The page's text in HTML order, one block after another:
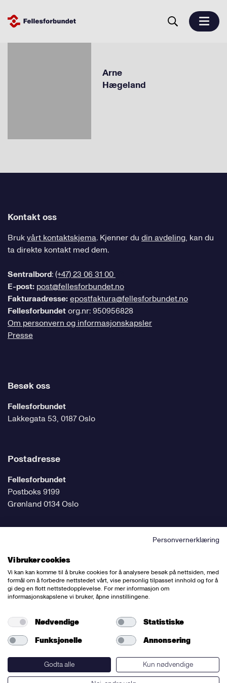
Arne
Hægeland
Kontakt oss
Brukvårt kontaktskjema. Kjenner du din avdeling, kan du
ta direkte kontakt med dem.
Sentralbord:(+47) 23 06 31 00
E-post: post@fellesforbundet.no
Fakturaadresse:epostfaktura@fellesforbundet.no
Fellesforbundetorg.nr: 950956828
Om personvern og informasjonskapsler
Presse
Besøk oss
Fellesforbundet
Lakkegata 53, 0187 Oslo
Postadresse
Fellesforbundet
Postboks 9199
Grønland 0134 Oslo
Følg oss på sosiale medier
Nettredaktør:Willy Bergsnov
Varsling og etiske retningslinjer
Redegjørelse etter åpenhetsloven
Personvernerklæring
Vi bruker cookies
Vi kan kan komme til å bruke cookies for å analysere besøk på nettsiden, med
formål om å forbedre nettstedet vårt, vise personlig tilpasset innhold og for å
gi deg en flott nettstedopplevelse. For mer informasjon om
informasjonskapslene vi bruker, åpne innstillingene.
Nødvendige
Statistiske
Funksjonelle
Annonsering
Godta alle
Kun nødvendige